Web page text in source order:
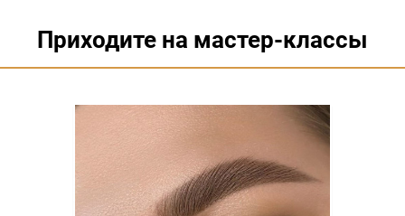
Приходите на мастер-классы